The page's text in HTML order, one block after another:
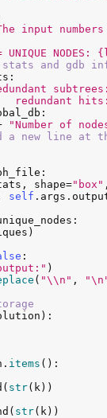
input
UNIQUE
and gdb
:
redundant
:
"Number of
a new line at
:
, shape="box"
self . args .
:
)
:
)
( "\\n" ,
):
. items ():
( str( k ))
( str( k ))